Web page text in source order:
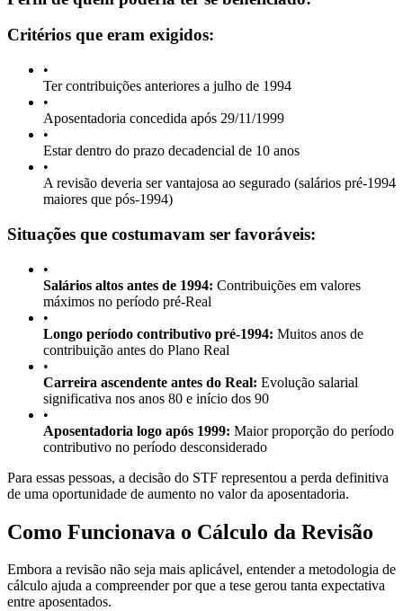
Critérios que eram exigidos:
•
Ter contribuições anteriores a julho de 1994
•
Aposentadoria concedida após 29/11/1999
•
Estar dentro do prazo decadencial de 10 anos
•
A revisão deveria ser vantajosa ao segurado (salários pré-1994
maiores que pós-1994)
Situações que costumavam ser favoráveis:
•
Salários altos antes de 1994: Contribuições em valores
máximos no período pré-Real
•
Longo período contributivo pré-1994: Muitos anos de
contribuição antes do Plano Real
•
Carreira ascendente antes do Real: Evolução salarial
significativa nos anos 80 e início dos 90
•
Aposentadoria logo após 1999: Maior proporção do período
contributivo no período desconsiderado
Para essas pessoas, a decisão do STF representou a perda definitiva
de uma oportunidade de aumento no valor da aposentadoria.
Como Funcionava o Cálculo da Revisão
Embora a revisão não seja mais aplicável, entender a metodologia de
cálculo ajuda a compreender por que a tese gerou tanta expectativa
entre aposentados.